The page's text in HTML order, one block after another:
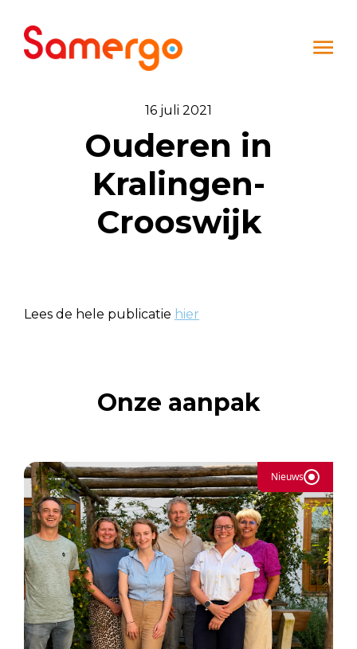
16 juli 2021
Ouderen in
Kralingen-
Crooswijk
Lees de hele publicatie hier
Onze aanpak
Nieuws